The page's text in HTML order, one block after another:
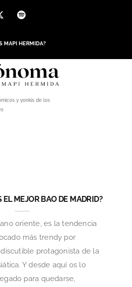
MAPI HERMIDA?
y yonkis de los
EL MEJOR BAO DE MADRID?
oriente, es la tendencia
más trendy por
protagonista de la
Y desde aquí os lo
para quedarse,